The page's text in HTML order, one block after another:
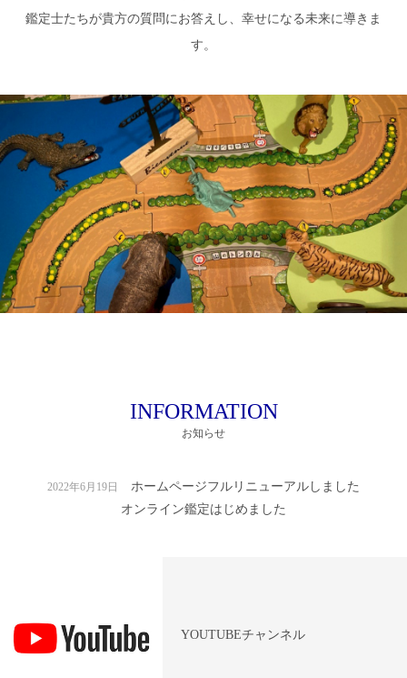
鑑定士たちが貴方の質問にお答えし、幸せになる未来に導きま
す。
INFORMATION
お知らせ
2022年6月19日
ホームページフルリニューアルしました
オンライン鑑定はじめました
YOUTUBEチャンネル